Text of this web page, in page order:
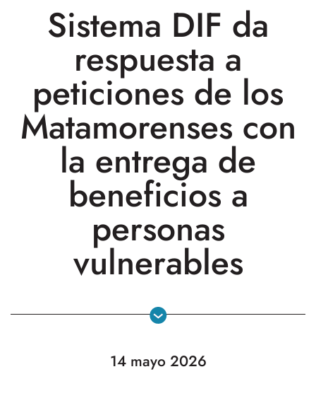
Sistema DIF da
respuesta a
peticiones de los
Matamorenses con
la entrega de
beneficios a
personas
vulnerables
14 mayo 2026